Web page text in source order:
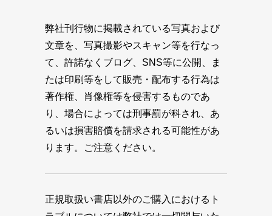
弊社刊行物に掲載されている写真および
文章を、写真撮影やスキャン等を行なっ
て、許諾なくブログ、SNS等に公開、ま
たは印刷等をして販売・配布する行為は
著作権、肖像権等を侵害するものであ
り、場合によっては刑事罰が科され、あ
るいは損害賠償を請求される可能性があ
ります。ご注意ください。
正規取扱い書店以外のご購入におけるト